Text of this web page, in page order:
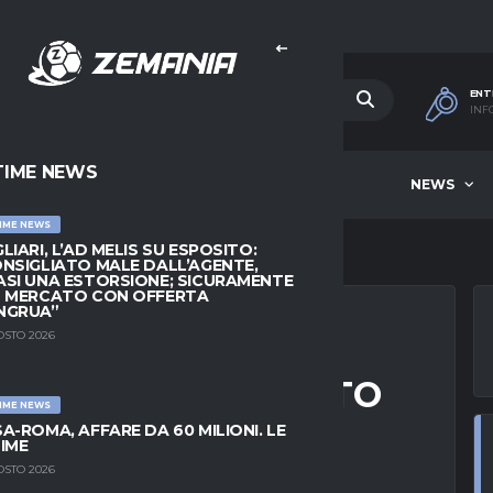
NEWS
NEWS
NEWS
L’AD MELIS SU ESPOSITO:
MALE DALL’AGENTE,
UNA ESTORSIONE; SICURAMENTE
MERCATO CON OFFERTA
2026
NEWS
ROMA, AFFARE DA 60 MILIONI. LE
2026
PER ASP. PRONTO
DOMINGUEZ